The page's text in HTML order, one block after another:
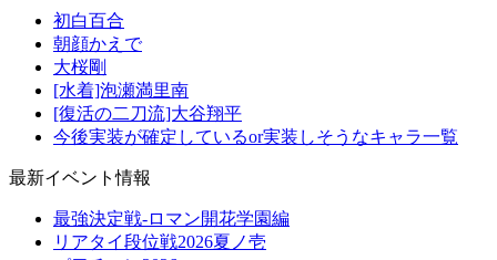
初白百合
朝顔かえで
大桜剛
[水着]泡瀬満里南
[復活の二刀流]大谷翔平
今後実装が確定しているor実装しそうなキャラ一覧
最新イベント情報
最強決定戦-ロマン開花学園編
リアタイ段位戦2026夏ノ壱